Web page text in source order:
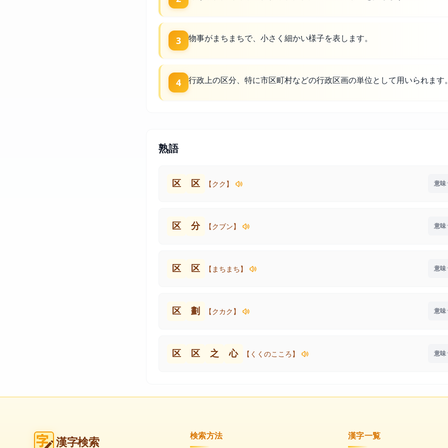
3 物事がまちまちで、小さく細かい様子を表します。
4 行政上の区分、特に市区町村などの行政区画の単位として用いられます
熟語
区 区 【クク】
区 分 【クブン】
区 区 【まちまち】
区 劃 【クカク】
区 区 之 心 【くくのこころ】
漢字検索 検索方法 漢字一覧